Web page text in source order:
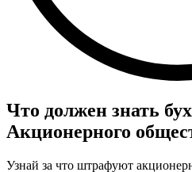
Что должен знать
Акционерного
Узнай за что штрафуют